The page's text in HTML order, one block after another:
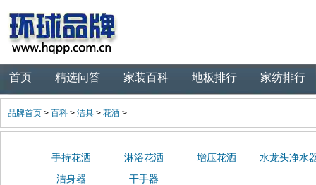
首页 精选问答 家装百科 地板排行 家纺排行
品牌首页 > 百科 > 洁具 > 花洒 >
手持花洒 淋浴花洒 增压花洒
水龙头净水
洁身器
干手器